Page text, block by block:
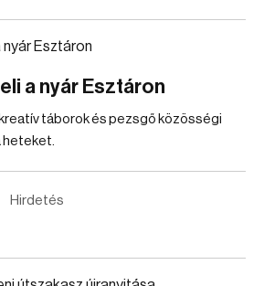
a nyár Esztáron
táborok és pezsgő közösségi
heteket.
Hirdetés